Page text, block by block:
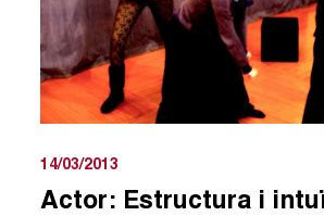
14/03/2013
Actor: Estructura i